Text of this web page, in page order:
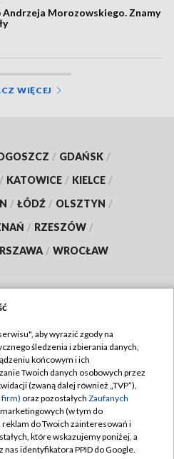
Andrzeja Morozowskiego. Znamy
WIĘCEJ
/ GDAŃSK /
/ KATOWICE / KIELCE /
/ ŁÓDŹ / OLSZTYN /
/ RZESZÓW /
/ WROCŁAW
TVP
TVP
prywatności
zgody
Pomoc
aby wyrazić zgody na
śledzenia i zbierania danych,
końcowym i ich
Twoich danych osobowych przez
(zwaną dalej również „TVP”),
firm) oraz pozostałych Zaufanych
(w tym do
do Twoich zainteresowań i
które wskazujemy poniżej, a
nas identyfikatora PPID do Google.